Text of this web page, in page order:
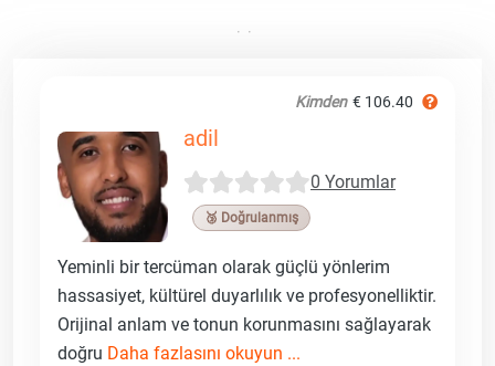
Kimden € 106.40
adil
0 Yorumlar
🥉 Doğrulanmış
Yeminli bir tercüman olarak güçlü yönlerim
hassasiyet, kültürel duyarlılık ve profesyonelliktir.
Orijinal anlam ve tonun korunmasını sağlayarak
doğru Daha fazlasını okuyun ...